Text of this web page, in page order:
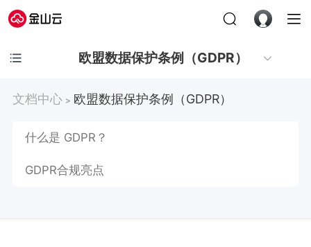
欧盟数据保护条例（GDPR）
文档中心 > 欧盟数据保护条例（GDPR）
什么是 GDPR？
GDPR合规亮点